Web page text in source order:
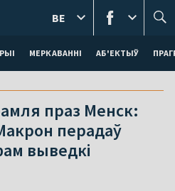
МЕРКАВАННI АБ'ЕКТЫЎ
BE
праз Менск:
перадаў
выведкі